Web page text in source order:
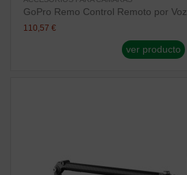
GoPro Remo Control Remoto por Voz
110,57 €
ver producto